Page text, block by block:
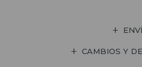
CAMBIOS Y